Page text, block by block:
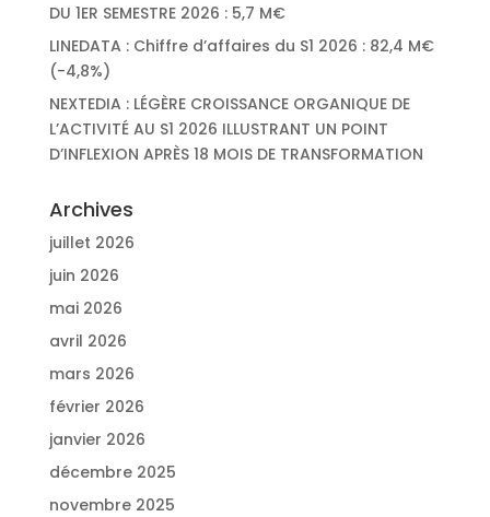
DU 1ER SEMESTRE 2026 : 5,7 M€
LINEDATA : Chiffre d’affaires du S1 2026 : 82,4 M€
(-4,8%)
NEXTEDIA : LÉGÈRE CROISSANCE ORGANIQUE DE
L’ACTIVITÉ AU S1 2026 ILLUSTRANT UN POINT
D’INFLEXION APRÈS 18 MOIS DE TRANSFORMATION
Archives
juillet 2026
juin 2026
mai 2026
avril 2026
mars 2026
février 2026
janvier 2026
décembre 2025
novembre 2025